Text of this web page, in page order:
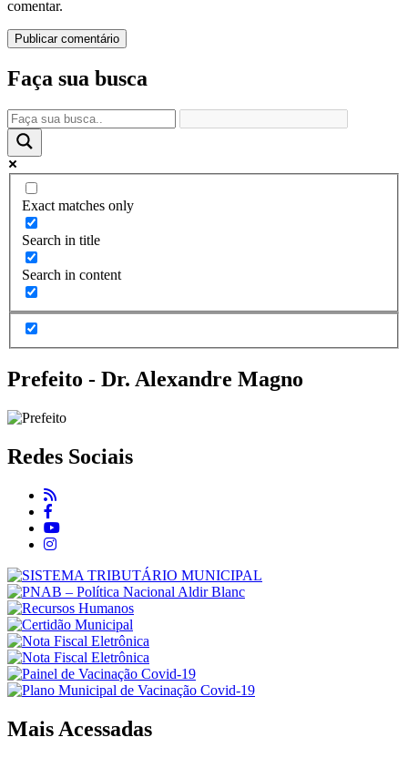
comentar.
Faça sua busca
Exact matches only
Search in title
Search in content
Prefeito - Dr. Alexandre Magno
Redes Sociais
Mais Acessadas